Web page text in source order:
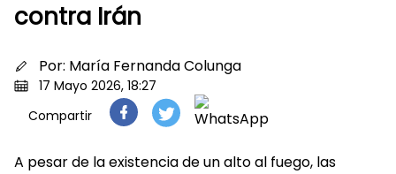
contra Irán
Por: María Fernanda Colunga
17 Mayo 2026, 18:27
Compartir
A pesar de la existencia de un alto al fuego, las